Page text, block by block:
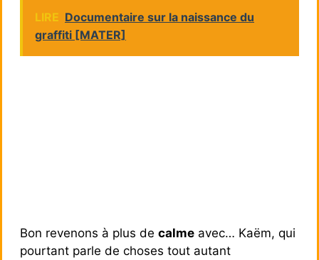
LIRE Documentaire sur la naissance du
graffiti [MATER]
Bon revenons à plus de calme avec… Kaëm, qui
pourtant parle de choses tout autant